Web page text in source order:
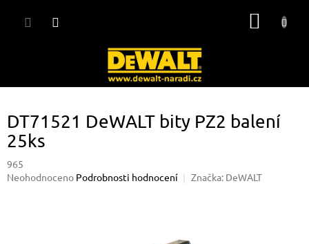
DT71521 DeWALT bity PZ2 balení
25ks
965
Průměrné
Neohodnoceno Podrobnosti hodnocení Značka: DeWALT